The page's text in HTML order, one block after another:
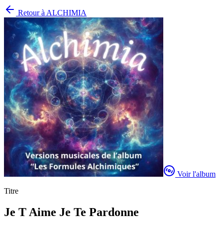
Retour à ALCHIMIA
Voir l'album
Titre
Je T Aime Je Te Pardonne